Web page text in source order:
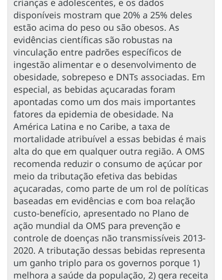
disponíveis mostram que 20% a 25% deles
estão acima do peso ou são obesos. As
evidências científicas são robustas na
vinculação entre padrões específicos de
ingestão alimentar e o desenvolvimento de
obesidade, sobrepeso e DNTs associadas. Em
especial, as bebidas açucaradas foram
apontadas como um dos mais importantes
fatores da epidemia de obesidade. Na
América Latina e no Caribe, a taxa de
mortalidade atribuível a essas bebidas é mais
alta do que em qualquer outra região. A OMS
recomenda reduzir o consumo de açúcar por
meio da tributação efetiva das bebidas
açucaradas, como parte de um rol de políticas
baseadas em evidências e com boa relação
custo-benefício, apresentado no Plano de
ação mundial da OMS para prevenção e
controle de doenças não transmissíveis 2013-
2020. A tributação dessas bebidas representa
um ganho triplo para os governos porque 1)
melhora a saúde da população, 2) gera receita